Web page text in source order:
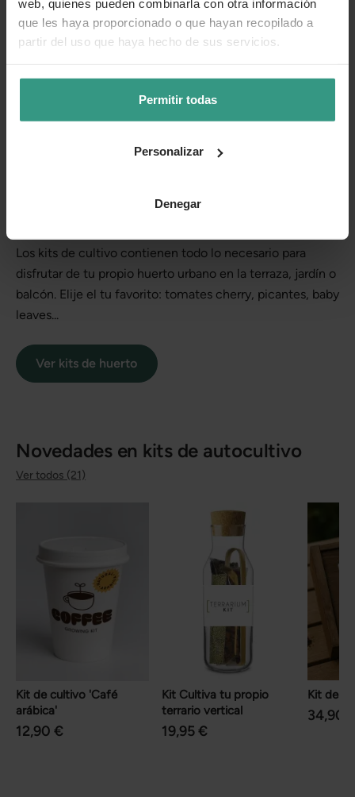
web, quienes pueden combinarla con otra información
que les haya proporcionado o que hayan recopilado a
partir del uso que haya hecho de sus servicios.
Permitir todas
Personalizar
Denegar
Kits de huerto
Los kits de cultivo contienen todo lo necesario para
disfrutar de tu propio huerto urbano en la terraza, jardín o
balcón. Elije el tu favorito: tomates cherry, picantes, baby
leaves...
Ver kits de huerto
Novedades en kits de autocultivo
Ver todos (21)
Kit de cultivo 'Café
arábica'
12,90 €
Kit Cultiva tu propio
terrario vertical
19,95 €
Kit de
34,90